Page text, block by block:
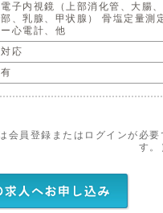
電子内視鏡（上部消化管、大腸
部、乳腺、甲状腺） 骨塩定量測
ー心電計、他
対応
有
会員登録またはログインが必
す。